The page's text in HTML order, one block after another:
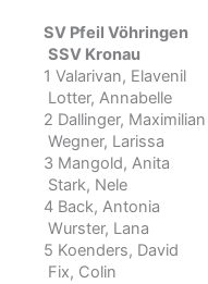
Ringe
SV Pfeil Vöhringen
SSV Kronau
1 Valarivan,
Lotter, Annabelle
2 Dallinger,
Wegner, Larissa
3
Stark, Nele
4 Back,
Wurster, Lana
5
Fix, Colin